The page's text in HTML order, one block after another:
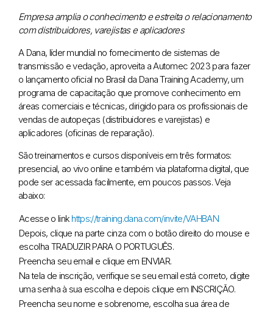
Empresa amplia o conhecimento e estreita o relacionamento
com distribuidores, varejistas e aplicadores
A Dana, líder mundial no fornecimento de sistemas de
transmissão e vedação, aproveita a Automec 2023 para fazer
o lançamento oficial no Brasil da Dana Training Academy, um
programa de capacitação que promove conhecimento em
áreas comerciais e técnicas, dirigido para os profissionais de
vendas de autopeças (distribuidores e varejistas) e
aplicadores (oficinas de reparação).
São treinamentos e cursos disponíveis em três formatos:
presencial, ao vivo online e também via plataforma digital, que
pode ser acessada facilmente, em poucos passos. Veja
abaixo:
Acesse o link https://training.dana.com/invite/VAHBAN
Depois, clique na parte cinza com o botão direito do mouse e
escolha TRADUZIR PARA O PORTUGUÊS.
Preencha seu email e clique em ENVIAR.
Na tela de inscrição, verifique se seu email está correto, digite
uma senha à sua escolha e depois clique em INSCRIÇÃO.
Preencha seu nome e sobrenome, escolha sua área de